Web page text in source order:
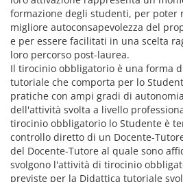
formazione degli studenti, per poter
migliore autoconsapevolezza del
e per essere facilitati in una scelta
loro percorso post-laurea.
Il tirocinio obbligatorio è una forma
tutoriale che comporta per lo
pratiche con ampi gradi di
dell'attività svolta a livello
tirocinio obbligatorio lo Studente è
controllo diretto di un Docente-
del Docente-Tutore al quale sono
svolgono l'attività di tirocinio
previste per la Didattica tutoriale